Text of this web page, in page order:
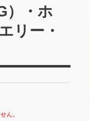
）・ホ
リー・
ん。